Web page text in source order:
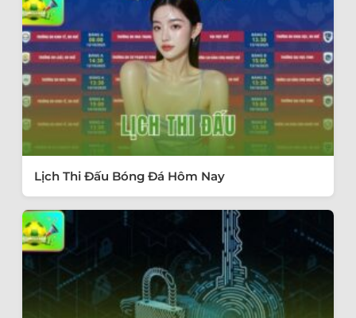
Lịch Thi Đấu Bóng Đá Hôm Nay